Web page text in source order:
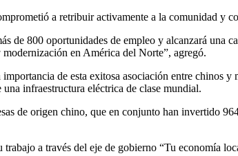
a retribuir activamente a la comunidad y
de 800 oportunidades de empleo y alcanzará
en América del Norte”, agregó.
de esta exitosa asociación entre chinos
infraestructura eléctrica de clase mundial.
de origen chino, que en conjunto han invertido
a través del eje de gobierno “Tu economía